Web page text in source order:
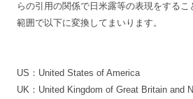
らの引用の関係で日米露等の表現をする
範囲で以下に変換してまいります。
US：United States of America
UK：United Kingdom of Great Britain and